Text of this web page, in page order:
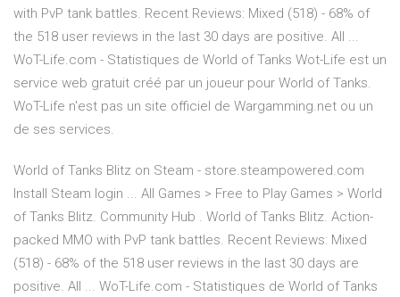
with PvP tank battles. Recent Reviews: Mixed (518) - 68% of
the 518 user reviews in the last 30 days are positive. All ...
WoT-Life.com - Statistiques de World of Tanks Wot-Life est un
service web gratuit créé par un joueur pour World of Tanks.
WoT-Life n'est pas un site officiel de Wargamming.net ou un
de ses services.
World of Tanks Blitz on Steam - store.steampowered.com
Install Steam login ... All Games > Free to Play Games > World
of Tanks Blitz. Community Hub . World of Tanks Blitz. Action-
packed MMO with PvP tank battles. Recent Reviews: Mixed
(518) - 68% of the 518 user reviews in the last 30 days are
positive. All ... WoT-Life.com - Statistiques de World of Tanks